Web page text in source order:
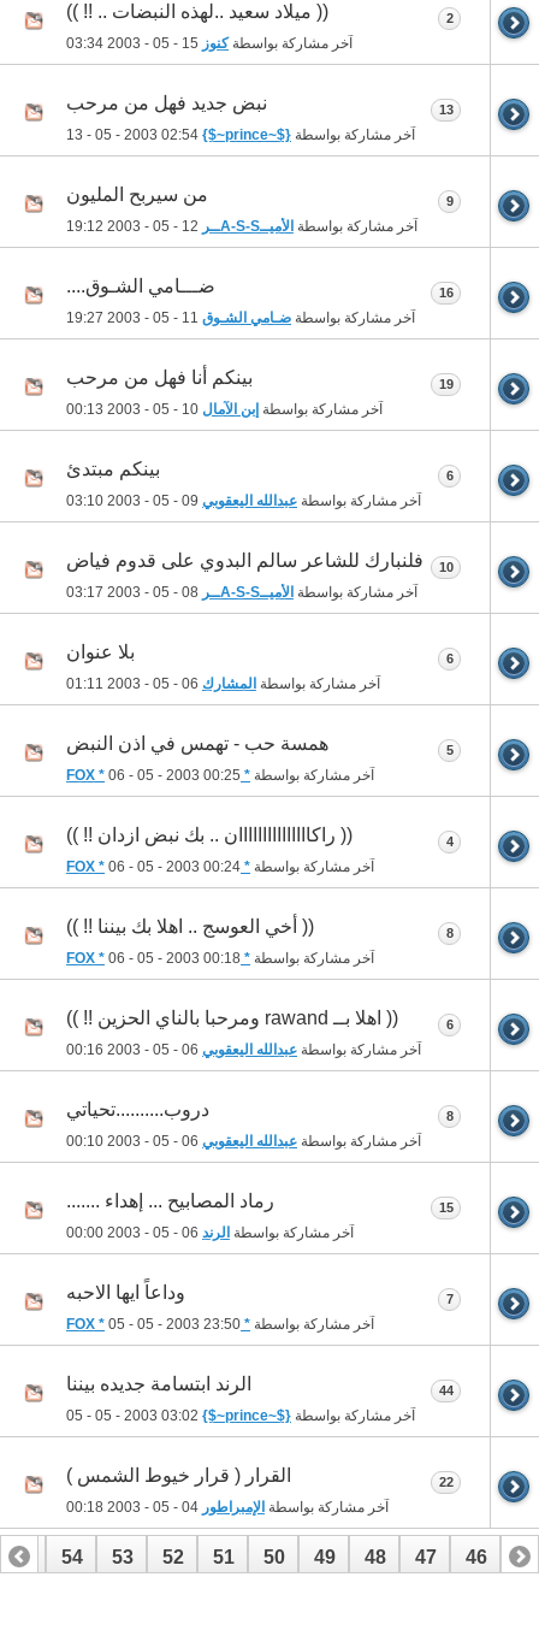
(( ميلاد سعيد ..لهذه النبضات .. !! ))
آخر مشاركة بواسطةكنوز 03:34
2
نبض جديد فهل من مرحب
آخر مشاركة بواسطة {$~prince~$}
02:54
13
من سيربح المليون
آخر مشاركة بواسطة الأميــA-S-Sــر 19:12
9
ضـــامي الشـوق....
آخر مشاركة بواسطة ضـامي الشـوق 19:27
16
بينكم أنا فهل من مرحب
آخر مشاركة بواسطة إبن الآمال 00:13
19
بينكم مبتدئ
آخر مشاركة بواسطة عبدالله اليعقوبي 03:10
6
فلنبارك للشاعر سالم البدوي على قدوم فياض
آخر مشاركة بواسطة الأميــA-S-Sــر 03:17
10
بلا عنوان
آخر مشاركة بواسطة المشارك 01:11
6
همسة حب - تهمس في اذن النبض
آخر مشاركة بواسطة * FOX *
06 - 05 - 2003 00:25
5
(( راكااااااااااااااان .. بك نبض ازدان !! ))
آخر مشاركة بواسطة * FOX *
06 - 05 - 2003 00:24
4
(( أخي العوسج .. اهلا بك بيننا !! ))
آخر مشاركة بواسطة * FOX *
06 - 05 - 2003 00:18
8
(( اهلا بــ rawand ومرحبا بالناي الحزين !! ))
آخر مشاركة بواسطة عبدالله اليعقوبي 00:16
6
دروب..........تحياتي
آخر مشاركة بواسطة عبدالله اليعقوبي 00:10
8
رماد المصابيح ... إهداء .......
آخر مشاركة بواسطة الرند 00:00
15
وداعاً ايها الاحبه
آخر مشاركة بواسطة * FOX *
05 - 05 - 2003 23:50
7
الرند ابتسامة جديده بيننا
آخر مشاركة بواسطة {$~prince~$}
03:02
44
القرار ( قرار خيوط الشمس )
آخر مشاركة بواسطة الإمبراطور 00:18
22
45
46
47
48
49
50
51
52
53
54
55